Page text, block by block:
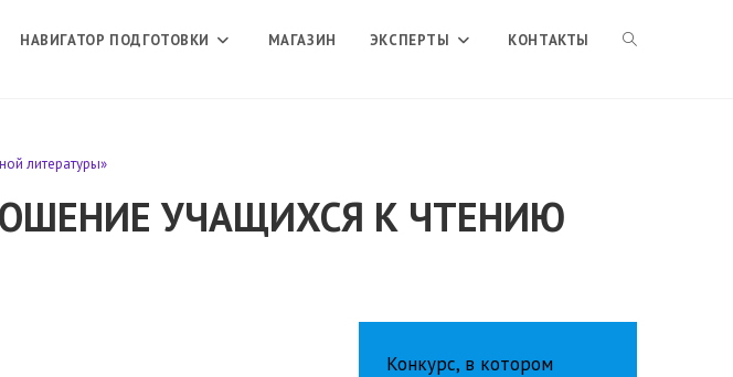
НАВИГАТОР ПОДГОТОВКИ МАГАЗИН ЭКСПЕРТЫ КОНТАКТЫ ПЕРЕКЛЮЧИТЬ
литературы»
УЧАЩИХСЯ К ЧТЕНИЮ
Конкурс, в котором